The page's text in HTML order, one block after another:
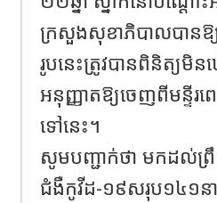
ក្រសួងសុខាភិបាលបានឱ្
រូបនេះត្រូវបានពិនិត្យមិ
អនុញ្ញាតឱ្យចេញពីមន្ទីរព
ទៅនេះ។
សូមបញ្ជាក់ថា មកដល់ព្រឹក
ជំងឺកូវីដ-១៩សរុប១៤១ន